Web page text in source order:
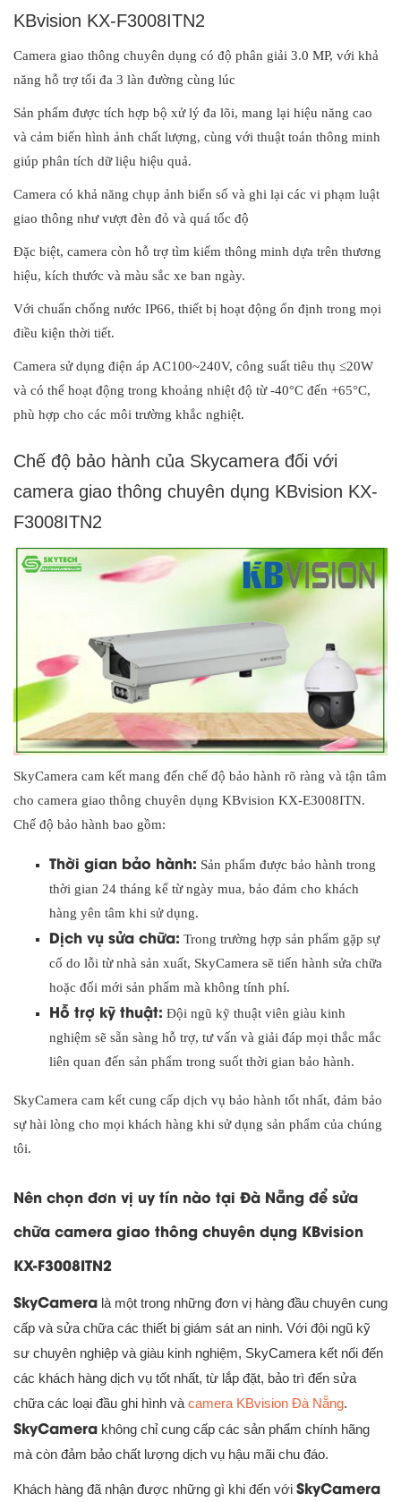
KBvision KX-F3008ITN2
Camera giao thông chuyên dụng có độ phân giải 3.0 MP, với khả
năng hỗ trợ tối đa 3 làn đường cùng lúc
Sản phẩm được tích hợp bộ xử lý đa lõi, mang lại hiệu năng cao
và cảm biến hình ảnh chất lượng, cùng với thuật toán thông minh
giúp phân tích dữ liệu hiệu quả.
Camera có khả năng chụp ảnh biển số và ghi lại các vi phạm luật
giao thông như vượt đèn đỏ và quá tốc độ
Đặc biệt, camera còn hỗ trợ tìm kiếm thông minh dựa trên thương
hiệu, kích thước và màu sắc xe ban ngày.
Với chuẩn chống nước IP66, thiết bị hoạt động ổn định trong mọi
điều kiện thời tiết.
Camera sử dụng điện áp AC100~240V, công suất tiêu thụ ≤20W
và có thể hoạt động trong khoảng nhiệt độ từ -40°C đến +65°C,
phù hợp cho các môi trường khắc nghiệt.
Chế độ bảo hành của Skycamera đối với
camera giao thông chuyên dụng KBvision KX-
F3008ITN2
SkyCamera cam kết mang đến chế độ bảo hành rõ ràng và tận tâm
cho camera giao thông chuyên dụng KBvision KX-E3008ITN.
Chế độ bảo hành bao gồm:
Thời gian bảo hành: Sản phẩm được bảo hành trong
thời gian 24 tháng kể từ ngày mua, bảo đảm cho khách
hàng yên tâm khi sử dụng.
Dịch vụ sửa chữa: Trong trường hợp sản phẩm gặp sự
cố do lỗi từ nhà sản xuất, SkyCamera sẽ tiến hành sửa chữa
hoặc đổi mới sản phẩm mà không tính phí.
Hỗ trợ kỹ thuật: Đội ngũ kỹ thuật viên giàu kinh
nghiệm sẽ sẵn sàng hỗ trợ, tư vấn và giải đáp mọi thắc mắc
liên quan đến sản phẩm trong suốt thời gian bảo hành.
SkyCamera cam kết cung cấp dịch vụ bảo hành tốt nhất, đảm bảo
sự hài lòng cho mọi khách hàng khi sử dụng sản phẩm của chúng
tôi.
Nên chọn đơn vị uy tín nào tại Đà Nẵng để sửa
chữa camera giao thông chuyên dụng KBvision
KX-F3008ITN2
SkyCamera là một trong những đơn vị hàng đầu chuyên cung
cấp và sửa chữa các thiết bị giám sát an ninh. Với đội ngũ kỹ
sư chuyên nghiệp và giàu kinh nghiệm, SkyCamera kết nối đến
các khách hàng dịch vụ tốt nhất, từ lắp đặt, bảo trì đến sửa
chữa các loại đầu ghi hình và camera KBvision Đà Nẵng.
SkyCamera không chỉ cung cấp các sản phẩm chính hãng
mà còn đảm bảo chất lượng dịch vụ hậu mãi chu đáo.
Khách hàng đã nhận được những gì khi đến với SkyCamera